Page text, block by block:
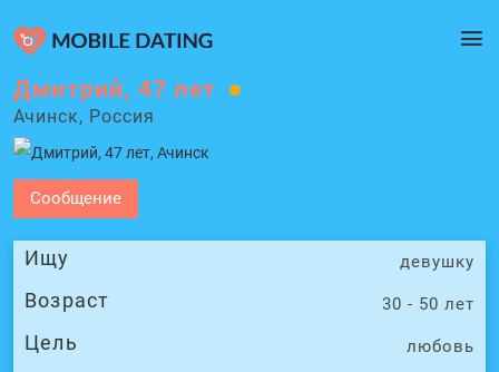
Сообщение
Ищу девушку
Возраст 30 - 50 лет
Цель любовь
Дмитрий, 47 лет
Ачинск, Россия